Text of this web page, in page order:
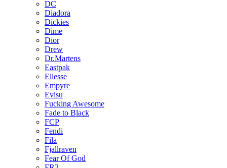
DC
Diadora
Dickies
Dime
Dior
Drew
Dr.Martens
Eastpak
Ellesse
Empyre
Evisu
Fucking Awesome
Fade to Black
FCP
Fendi
Fila
Fjallraven
Fear Of God